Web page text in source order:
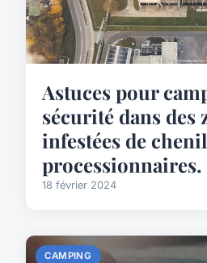
Astuces pour
sécurité dans des
infestées de
processionnaires.
18 février 2024
CAMPING